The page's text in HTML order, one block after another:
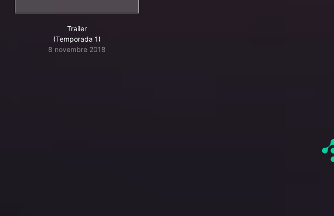
Trailer
(Temporada 1)
8 novembre 2018